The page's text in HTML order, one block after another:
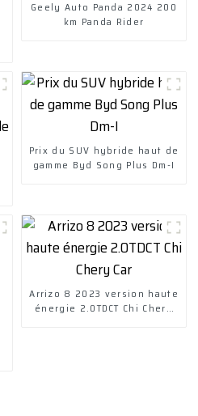
Geely Auto Panda 2024 200
km Panda Rider
Prix ​​du SUV hybride haut de
gamme Byd Song Plus Dm-I
Arrizo 8 2023 version haute
énergie 2.0TDCT Chi Chery